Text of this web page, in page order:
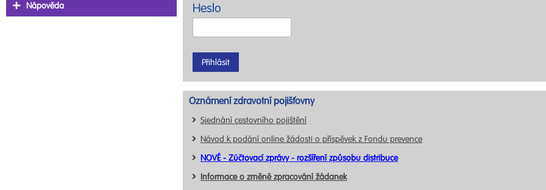
Heslo
Oznámení zdravotní pojišťovny
Sjednání cestovního pojištění
Návod k podání online žádosti o příspěvek z Fondu prevence
NOVÉ - Zúčtovací zprávy - rozšíření způsobu distribuce
Informace o změně zpracování žádanek
Nápověda